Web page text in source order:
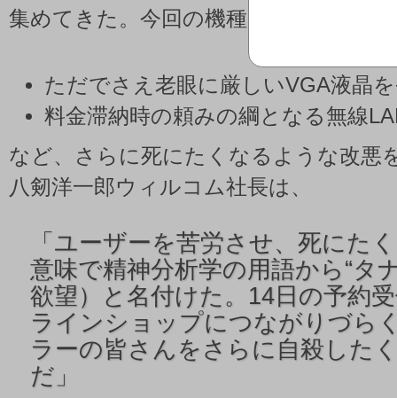
集めてきた。今回の機種では、
ただでさえ老眼に厳しいVGA液晶
料金滞納時の頼みの綱となる無線
など、さらに死にたくなるような改悪
八剱洋一郎ウィルコム社長は、
「ユーザーを苦労させ、死にた
意味で精神分析学の用語から“タ
欲望）と名付けた。14日の予約
ラインショップにつながりづら
ラーの皆さんをさらに自殺した
だ」